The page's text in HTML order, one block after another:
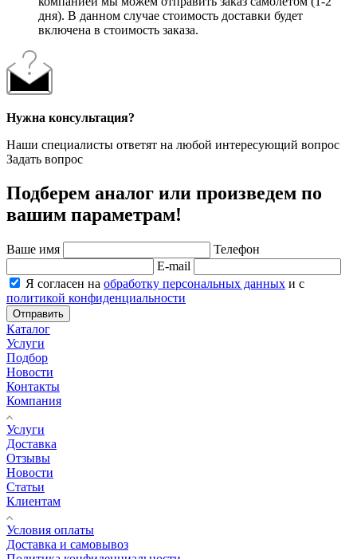
дня). В данном случае стоимость доставки будет
включена в стоимость заказа.
Нужна консультация?
Наши специалисты ответят на любой интересующий вопрос
Задать вопрос
Подберем аналог или произведем по
вашим параметрам!
Ваше имя
Телефон
E-mail
Я согласен на обработку персональных данных и с
политикой конфиденциальности
Отправить
Каталог
Услуги
Подбор
Новости
Контакты
Компания
Услуги
Доставка
Отзывы
Новости
Статьи
Клиентам
Условия оплаты
Доставка и самовывоз